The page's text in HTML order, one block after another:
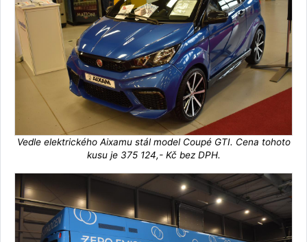
Vedle elektrického Aixamu stál model Coupé GTI. Cena tohoto
kusu je 375 124,- Kč bez DPH.